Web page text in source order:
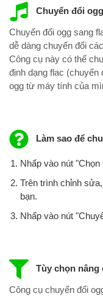
Chuyển đổi
Chuyển đổi ogg sang
dễ dàng chuyển đổi
Công cụ này có thể
định dạng flac (chuyển
ogg từ máy tính của
Làm sao để
Nhấp vào nút
Trên trình chỉnh
bạn.
Nhấp vào nút
Tùy chọn nâng
Công cụ chuyển đổi